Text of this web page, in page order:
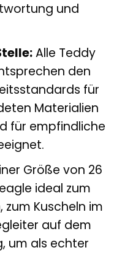
und
Alle Teddy
den
für
Materialien
für empfindliche
Größe von 26
ideal zum
zum Kuscheln im
auf dem
um als echter